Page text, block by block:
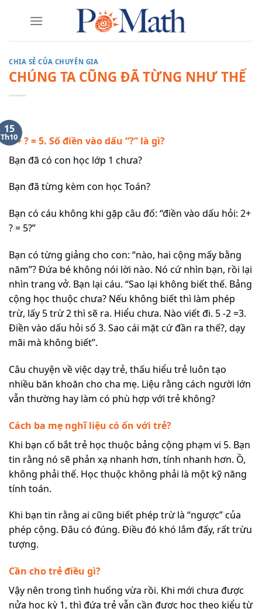
CHIA SẺ CỦA CHUYÊN GIA
CHÚNG TA CŨNG ĐÃ TỪNG NHƯ THẾ
15
Th102 + ? = 5. Số điền vào dấu “?” là gì?
Bạn đã có con học lớp 1 chưa?
Bạn đã từng kèm con học Toán?
Bạn có cáu không khi gặp câu đố: “điền vào dấu hỏi: 2+
? = 5?”
Bạn có từng giảng cho con: “nào, hai cộng mấy bằng
năm”? Đứa bé không nói lời nào. Nó cứ nhìn bạn, rồi lại
nhìn trang vở. Bạn lại cáu. “Sao lại không biết thế. Bảng
cộng học thuộc chưa? Nếu không biết thì làm phép
trừ, lấy 5 trừ 2 thì sẽ ra. Hiểu chưa. Nào viết đi. 5 -2 =3.
Điền vào dấu hỏi số 3. Sao cái mặt cứ đần ra thế?, dạy
mãi mà không biết”.
Câu chuyện về việc dạy trẻ, thấu hiểu trẻ luôn tạo
nhiều băn khoăn cho cha mẹ. Liệu rằng cách người lớn
vẫn thường hay làm có phù hợp với trẻ không?
Cách ba mẹ nghĩ liệu có ổn với trẻ?
Khi bạn cố bắt trẻ học thuộc bảng cộng phạm vi 5. Bạn
tin rằng nó sẽ phản xạ nhanh hơn, tính nhanh hơn. Ồ,
không phải thế. Học thuộc không phải là một kỹ năng
tính toán.
Khi bạn tin rằng ai cũng biết phép trừ là “ngược” của
phép cộng. Đâu có đúng. Điều đó khó lắm đấy, rất trừu
tượng.
Cần cho trẻ điều gì?
Vậy nên trong tình huống vừa rồi. Khi mới chưa được
nửa học kỳ 1, thì đứa trẻ vẫn cần được học theo kiểu từ